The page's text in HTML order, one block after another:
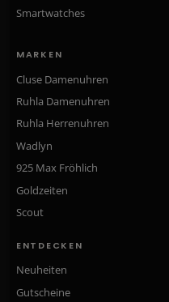
Smartwatches
MARKEN
Cluse Damenuhren
Ruhla Damenuhren
Ruhla Herrenuhren
Wadlyn
925 Max Fröhlich
Goldzeiten
Scout
ENTDECKEN
Neuheiten
Gutscheine